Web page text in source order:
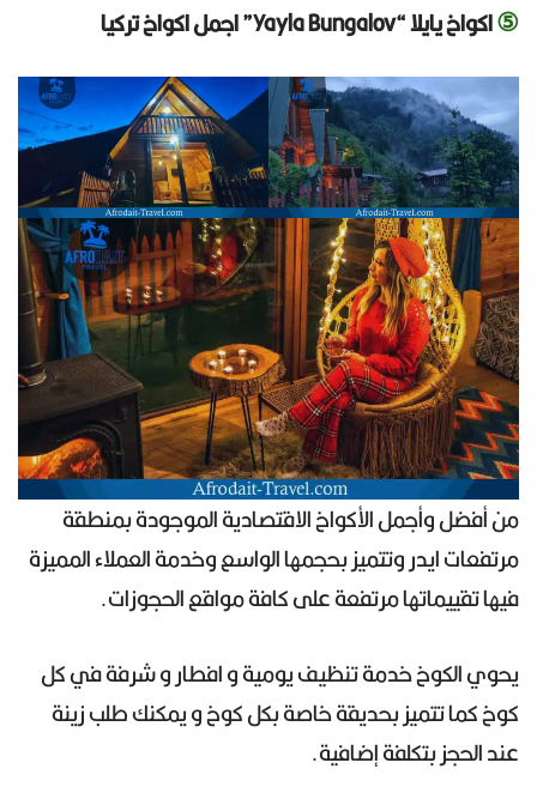
⑤اكواخ يايلا “Yayla Bungalov” اجمل اكواخ تركيا
من أفضل وأجمل الأكواخ الاقتصادية الموجودة بمنطقة
مرتفعات ايدر وتتميز بحجمها الواسع وخدمة العملاء المميزة
فيها تقييماتها مرتفعة على كافة مواقع الحجوزات.
يحوي الكوخ خدمة تنظيف يومية و افطار و شرفة في كل
كوخ كما تتميز بحديقة خاصة بكل كوخ و يمكنك طلب زينة
عند الحجز بتكلفة إضافية.